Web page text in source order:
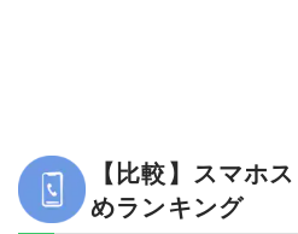
【比較】スマホ
めランキング